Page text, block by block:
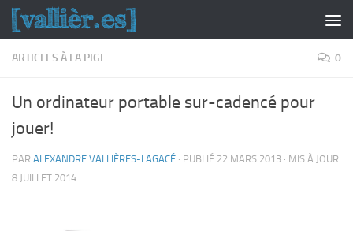
Skip to content
ARTICLES À LA PIGE 0
Un ordinateur portable sur-cadencé pour
jouer!
PAR ALEXANDRE VALLIÈRES-LAGACÉ · PUBLIÉ 22 MARS 2013 · MIS À JOUR
8 JUILLET 2014